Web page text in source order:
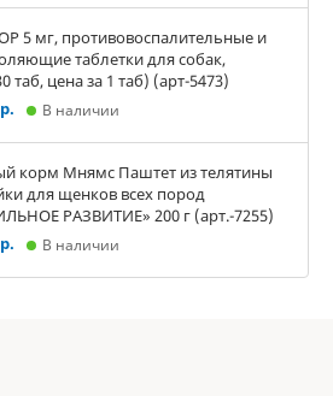
5 мг, противовоспалительные и
таблетки для собак,
таб, цена за 1 таб) (арт-5473)
В наличии
корм Мнямс Паштет из телятины
для щенков всех пород
РАЗВИТИЕ» 200 г (арт.-7255)
В наличии